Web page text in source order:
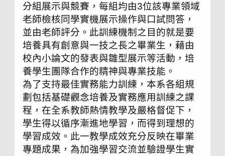
分組展示與競賽，每組均由3位該專業領域
老師檢核同學實機展示操作與口試問答，
並由老師評分。此訓練機制之目的就是要
培養具有創意與一技之長之畢業生，藉由
校內小論文的發表與雛型展示等活動，培
養學生團隊合作的精神與專業技能。
為了支持最佳實務能力訓練，本系各組規
劃包括基礎觀念培養及實務應用訓練之課
程，在全系教師熱情教學及嚴格督促下，
學生得以循序漸進地學習，而得到理想的
學習成效。此一教學成效充分反映在畢業
專題成果，為加強學習交流並驗證學生實